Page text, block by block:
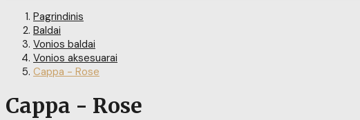
Pagrindinis
Baldai
Vonios baldai
Vonios aksesuarai
Cappa - Rose
Cappa - Rose